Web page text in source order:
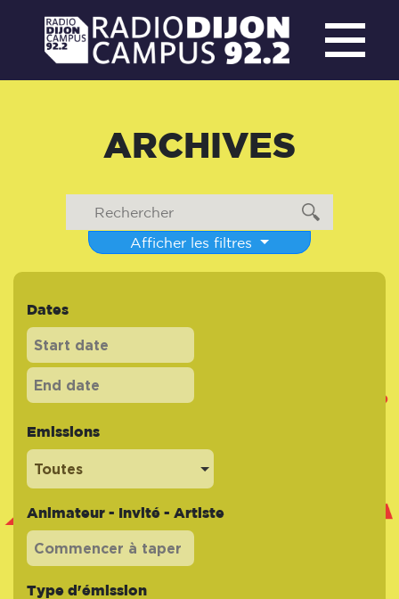
ARCHIVES
Afficher les filtres
Dates
Emissions
Toutes
Animateur - Invité - Artiste
Type d'émission